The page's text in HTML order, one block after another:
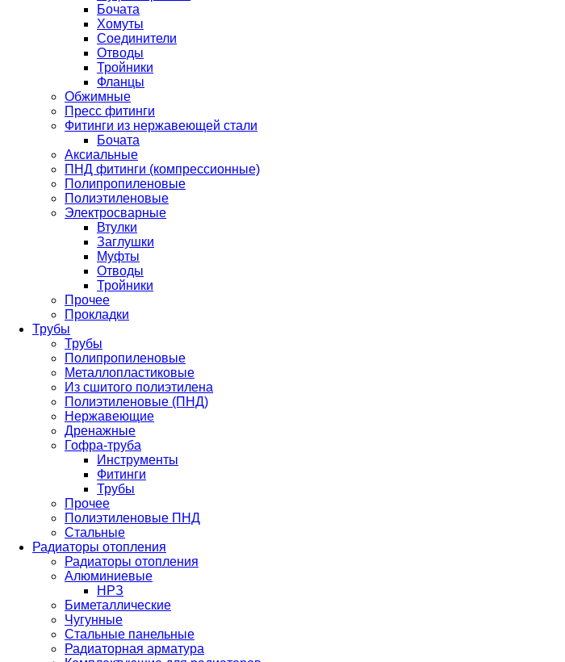
Бочата
Хомуты
Соединители
Отводы
Тройники
Фланцы
Обжимные
Пресс фитинги
Фитинги из нержавеющей стали
Бочата
Аксиальные
ПНД фитинги (компрессионные)
Полипропиленовые
Полиэтиленовые
Электросварные
Втулки
Заглушки
Муфты
Отводы
Тройники
Прочее
Прокладки
Трубы
Трубы
Полипропиленовые
Металлопластиковые
Из сшитого полиэтилена
Полиэтиленовые (ПНД)
Нержавеющие
Дренажные
Гофра-труба
Инструменты
Фитинги
Трубы
Прочее
Полиэтиленовые ПНД
Стальные
Радиаторы отопления
Радиаторы отопления
Алюминиевые
НРЗ
Биметаллические
Чугунные
Стальные панельные
Радиаторная арматура